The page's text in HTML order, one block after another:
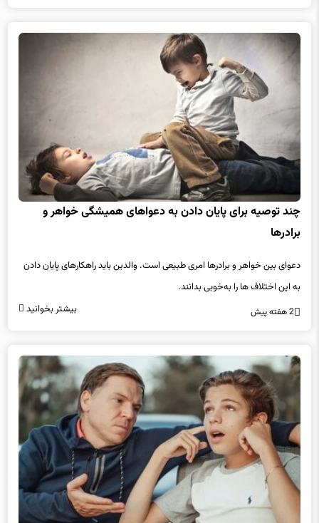
چند توصیه برای پایان دادن به دعواهای همیشگی خواهر و
برادرها
به این اختلاف ها را به‌خوبی بدانند.
2 هفته پیش